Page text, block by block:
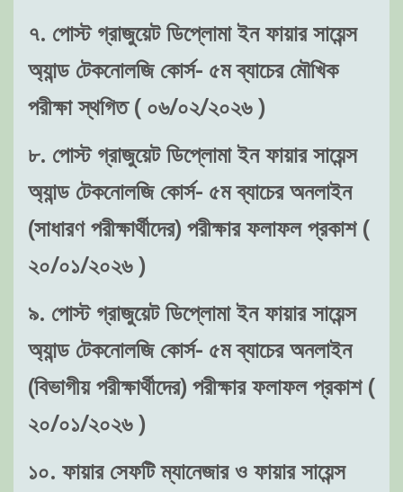
৭. পোস্ট গ্রাজুয়েট ডিপ্লোমা ইন ফায়ার সায়েন্স
অ্যান্ড টেকনোলজি কোর্স- ৫ম ব্যাচের মৌখিক
পরীক্ষা স্থগিত ( ০৬/০২/২০২৬ )
৮. পোস্ট গ্রাজুয়েট ডিপ্লোমা ইন ফায়ার সায়েন্স
অ্যান্ড টেকনোলজি কোর্স- ৫ম ব্যাচের অনলাইন
(সাধারণ পরীক্ষার্থীদের) পরীক্ষার ফলাফল প্রকাশ (
২০/০১/২০২৬ )
৯. পোস্ট গ্রাজুয়েট ডিপ্লোমা ইন ফায়ার সায়েন্স
অ্যান্ড টেকনোলজি কোর্স- ৫ম ব্যাচের অনলাইন
(বিভাগীয় পরীক্ষার্থীদের) পরীক্ষার ফলাফল প্রকাশ (
২০/০১/২০২৬ )
১০. ফায়ার সেফটি ম্যানেজার ও ফায়ার সায়েন্স